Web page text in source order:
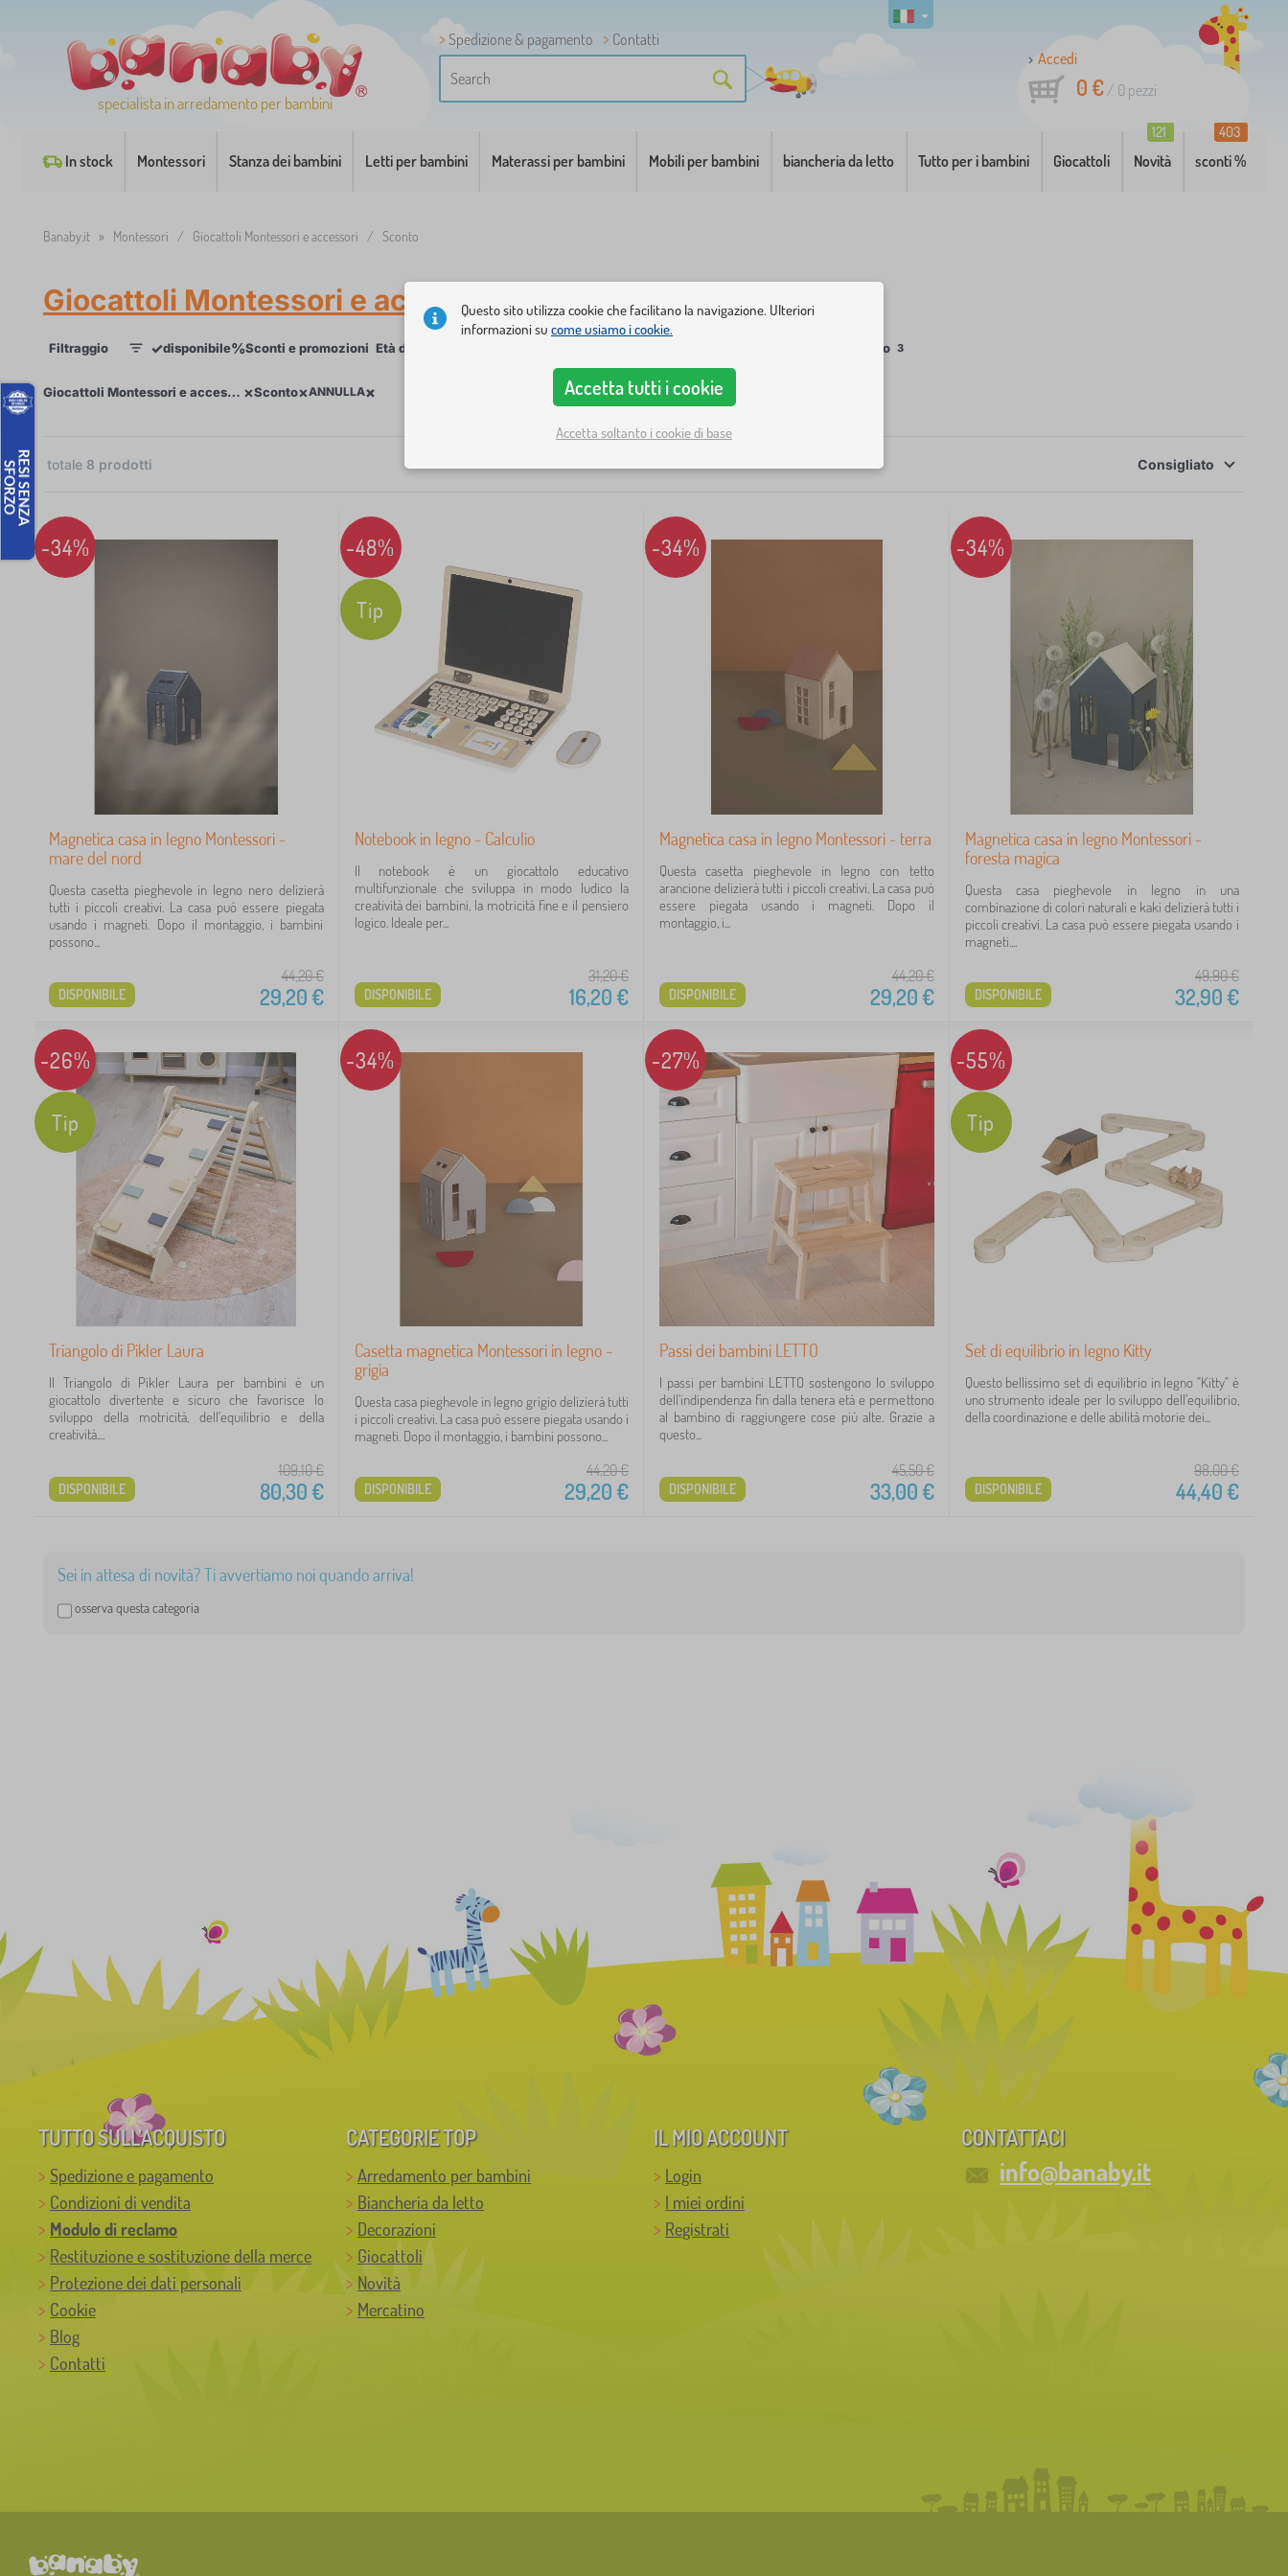
specialista in arredamento per bambini
Spedizione & pagamento
Contatti
Accedi
0 €/ 0 pezzi
In stock Montessori Stanza dei bambini Letti per bambini Materassi per bambini Mobili per bambini biancheria da letto Tutto per i bambini Giocattoli Novità
121
sconti %
403
Banaby.it » Montessori / Giocattoli Montessori e accessori / Sconto
Giocattoli Montessori e accessori,Sconto
Filtraggio ✓disponibile%Sconti e promozioni Età del bambino + mostra altro 3
6
Giocattoli Montessori e accessori ×Sconto×ANNULLA×
totale 8 prodotti
-34%
Magnetica casa in legno Montessori -
mare del nord
Questa casetta pieghevole in legno nero delizierà
tutti i piccoli creativi. La casa può essere piegata
usando i magneti. Dopo il montaggio, i bambini
possono...
44,20€
29,20€
DISPONIBILE
-48%
Tip
Notebook in legno - Calculio
Il notebook è un giocattolo educativo
multifunzionale che sviluppa in modo ludico la
creatività dei bambini, la motricità fine e il pensiero
logico. Ideale per...
31,20€
16,20€
DISPONIBILE
-34%
Magnetica casa in legno Montessori - terra
Questa casetta pieghevole in legno con tetto
arancione delizierà tutti i piccoli creativi. La casa può
essere piegata usando i magneti. Dopo il
montaggio, i...
44,20€
29,20€
DISPONIBILE
-34%
Magnetica casa in legno Montessori -
foresta magica
Questa casa pieghevole in legno in una
combinazione di colori naturali e kaki delizierà tutti i
piccoli creativi. La casa può essere piegata usando i
magneti....
49,90€
32,90€
DISPONIBILE
-26%
Tip
Triangolo di Pikler Laura
Il Triangolo di Pikler Laura per bambini è un
giocattolo divertente e sicuro che favorisce lo
sviluppo della motricità, dell'equilibrio e della
creatività....
109,10€
80,30€
DISPONIBILE
-34%
Casetta magnetica Montessori in legno -
grigia
Questa casa pieghevole in legno grigio delizierà tutti
i piccoli creativi. La casa può essere piegata usando i
magneti. Dopo il montaggio, i bambini possono...
44,20€
29,20€
DISPONIBILE
-27%
Passi dei bambini LETTO
I passi per bambini LETTO sostengono lo sviluppo
dell'indipendenza fin dalla tenera età e permettono
al bambino di raggiungere cose più alte. Grazie a
questo...
45,50€
33,00€
DISPONIBILE
-55%
Tip
Set di equilibrio in legno Kitty
Questo bellissimo set di equilibrio in legno "Kitty" è
uno strumento ideale per lo sviluppo dell'equilibrio,
della coordinazione e delle abilità motorie dei...
98,00€
44,40€
DISPONIBILE
Sei in attesa di novità? Ti avvertiamo noi quando arriva!
osserva questa categoria
TUTTO SULL’ACQUISTO
Spedizione e pagamento
Condizioni di vendita
Modulo di reclamo
Restituzione e sostituzione della merce
Protezione dei dati personali
Cookie
Blog
Contatti
CATEGORIE TOP
Arredamento per bambini
Biancheria da letto
Decorazioni
Giocattoli
Novità
Mercatino
IL MIO ACCOUNT
Login
I miei ordini
Registrati
CONTATTACI
info@banaby.it
Questo sito utilizza cookie che facilitano la navigazione. Ulteriori
informazioni su come usiamo i cookie.
Accetta tutti i cookie
Accetta soltanto i cookie di base